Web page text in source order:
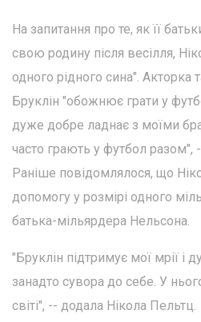
На запитання про те, як її
свою родину після весілля,
одного рідного сина". Акторка
Бруклін "обожнює грати у
дуже добре ладнає з моїми
часто грають у футбол разом",
Раніше повідомлялося, що
допомогу у розмірі одного
батька-мільярдера Нельсона.
"Бруклін підтримує мої мрії і
занадто сувора до себе. У
світі", -- додала Нікола Пельтц.